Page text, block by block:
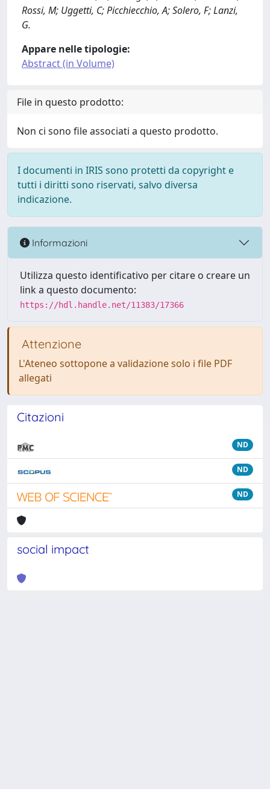
Rossi, M; Uggetti, C; Picchiecchio, A; Solero, F; Lanzi,
G.
Appare nelle tipologie:
Abstract (in Volume)
File in questo prodotto:
Non ci sono file associati a questo prodotto.
I documenti in IRIS sono protetti da copyright e
tutti i diritti sono riservati, salvo diversa
indicazione.
Informazioni
Utilizza questo identificativo per citare o creare un
link a questo documento:
https://hdl.handle.net/11383/17366
Attenzione
L'Ateneo sottopone a validazione solo i file PDF
allegati
Citazioni
ND
ND
ND
social impact